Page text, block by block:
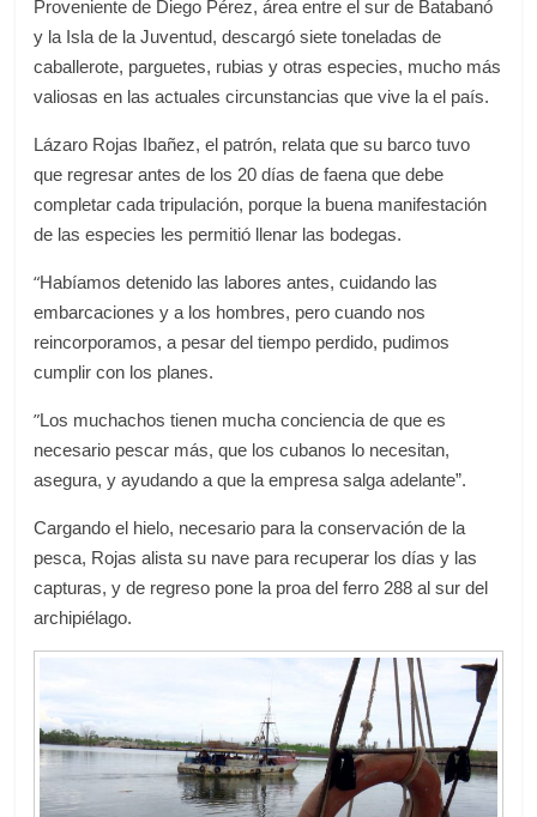
Proveniente de Diego Pérez, área entre el sur de Batabanó
y la Isla de la Juventud, descargó siete toneladas de
caballerote, parguetes, rubias y otras especies, mucho más
valiosas en las actuales circunstancias que vive la el país.
Lázaro Rojas Ibañez, el patrón, relata que su barco tuvo
que regresar antes de los 20 días de faena que debe
completar cada tripulación, porque la buena manifestación
de las especies les permitió llenar las bodegas.
“Habíamos detenido las labores antes, cuidando las
embarcaciones y a los hombres, pero cuando nos
reincorporamos, a pesar del tiempo perdido, pudimos
cumplir con los planes.
”Los muchachos tienen mucha conciencia de que es
necesario pescar más, que los cubanos lo necesitan,
asegura, y ayudando a que la empresa salga adelante”.
Cargando el hielo, necesario para la conservación de la
pesca, Rojas alista su nave para recuperar los días y las
capturas, y de regreso pone la proa del ferro 288 al sur del
archipiélago.